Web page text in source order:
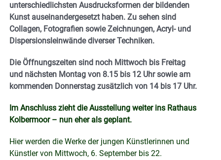
unterschiedlichsten Ausdrucksformen der bildenden
Kunst auseinandergesetzt haben. Zu sehen sind
Collagen, Fotografien sowie Zeichnungen, Acryl- und
Dispersionsleinwände diverser Techniken.
Die Öffnungszeiten sind noch Mittwoch bis Freitag
und nächsten Montag von 8.15 bis 12 Uhr sowie am
kommenden Donnerstag zusätzlich von 14 bis 17 Uhr.
Im Anschluss zieht die Ausstellung weiter ins Rathaus
Kolbermoor – nun eher als geplant.
Hier werden die Werke der jungen Künstlerinnen und
Künstler von Mittwoch, 6. September bis 22.